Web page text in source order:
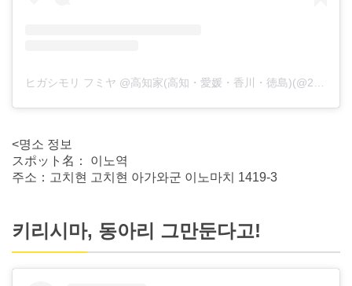
ヒガシモリ フミヤ @高知家(高知・愛媛・香川・徳島)(@238fumiya_photo_)がシェアした投稿
<명소 정보
スポット名： 이노역
주소：고치현 고치현 아가와군 이노마치 1419-3
키리시마, 동아리 그만둔다고!